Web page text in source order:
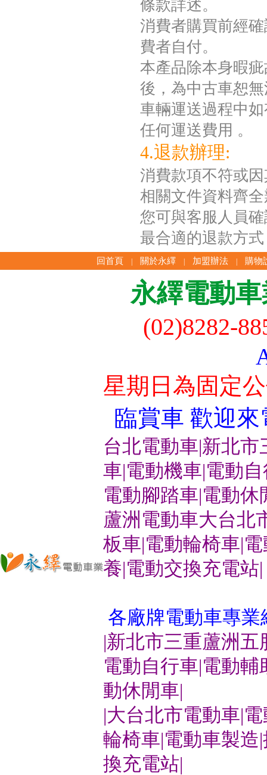
條款詳述。
消費者購買前經
費者自付。
本產品除本身暇
後，為中古車恕
車輛運送過程中
任何運送費用 。
4.退款辦理:
消費款項不符或
相關文件資料齊
您可與客服人員
最合適的退款方
回首頁 關於永繹 加盟辦法 購物
永繹電動
(02)8282-
星期日為固定
臨賞車 歡迎來
台北電動車|新北
車|電動機車|電動
電動腳踏車|電動休
蘆洲電動車大台北
板車|電動輪椅車|
養|電動交換充電站|
各廠牌電動車專業
|新北市三重蘆洲
電動自行車|電動
動休閒車|
|大台北市電動車|
輪椅車|電動車製造
換充電站|